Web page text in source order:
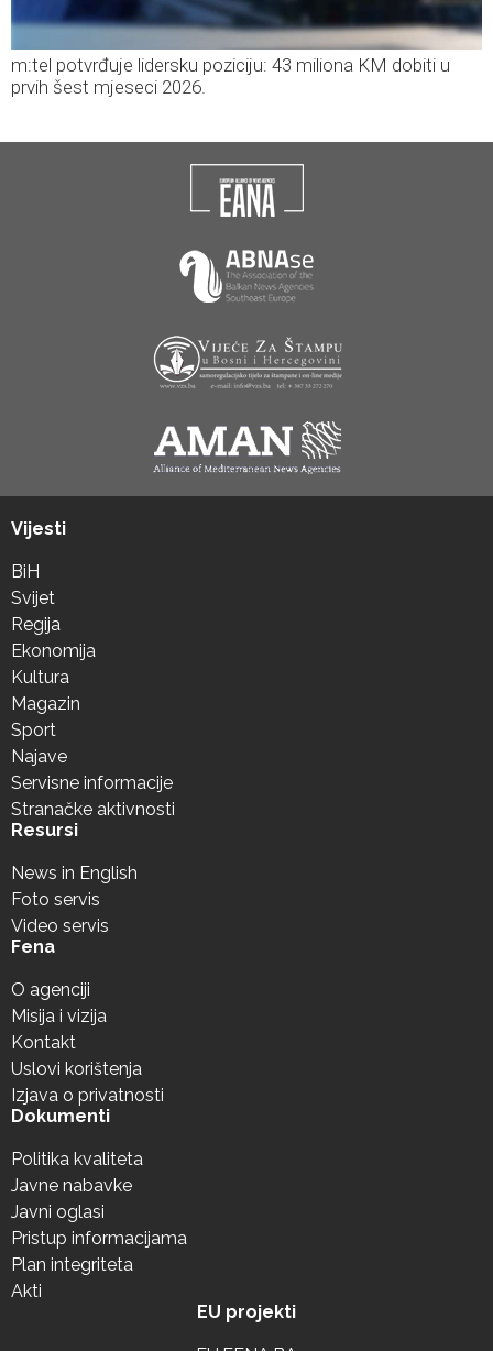
m:tel potvrđuje lidersku poziciju: 43 miliona KM dobiti u
prvih šest mjeseci 2026.
Vijesti
BiH
Svijet
Regija
Ekonomija
Kultura
Magazin
Sport
Najave
Servisne informacije
Stranačke aktivnosti
Resursi
News in English
Foto servis
Video servis
Fena
O agenciji
Misija i vizija
Kontakt
Uslovi korištenja
Izjava o privatnosti
Dokumenti
Politika kvaliteta
Javne nabavke
Javni oglasi
Pristup informacijama
Plan integriteta
Akti
EU projekti